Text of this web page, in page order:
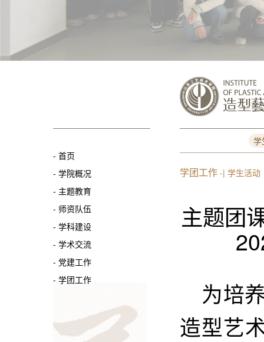
- 首页
- 学院概况
- 主题教育
- 师资队伍
- 学科建设
- 学术交流
- 党建工作
- 学团工作
学
学团工作 -| 学生活动
主题团
为培
造型艺